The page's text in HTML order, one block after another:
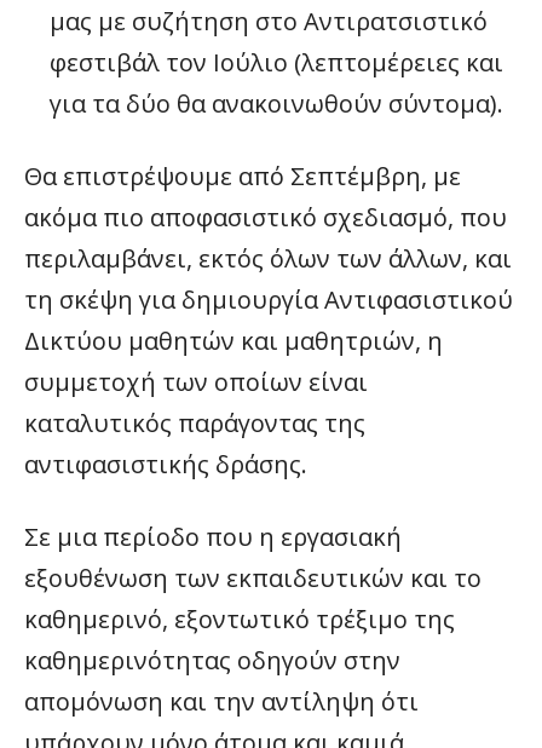
μας με συζήτηση στο Αντιρατσιστικό
φεστιβάλ τον Ιούλιο (λεπτομέρειες και
για τα δύο θα ανακοινωθούν σύντομα).
Θα επιστρέψουμε από Σεπτέμβρη, με
ακόμα πιο αποφασιστικό σχεδιασμό, που
περιλαμβάνει, εκτός όλων των άλλων, και
τη σκέψη για δημιουργία Αντιφασιστικού
Δικτύου μαθητών και μαθητριών, η
συμμετοχή των οποίων είναι
καταλυτικός παράγοντας της
αντιφασιστικής δράσης.
Σε μια περίοδο που η εργασιακή
εξουθένωση των εκπαιδευτικών και το
καθημερινό, εξοντωτικό τρέξιμο της
καθημερινότητας οδηγούν στην
απομόνωση και την αντίληψη ότι